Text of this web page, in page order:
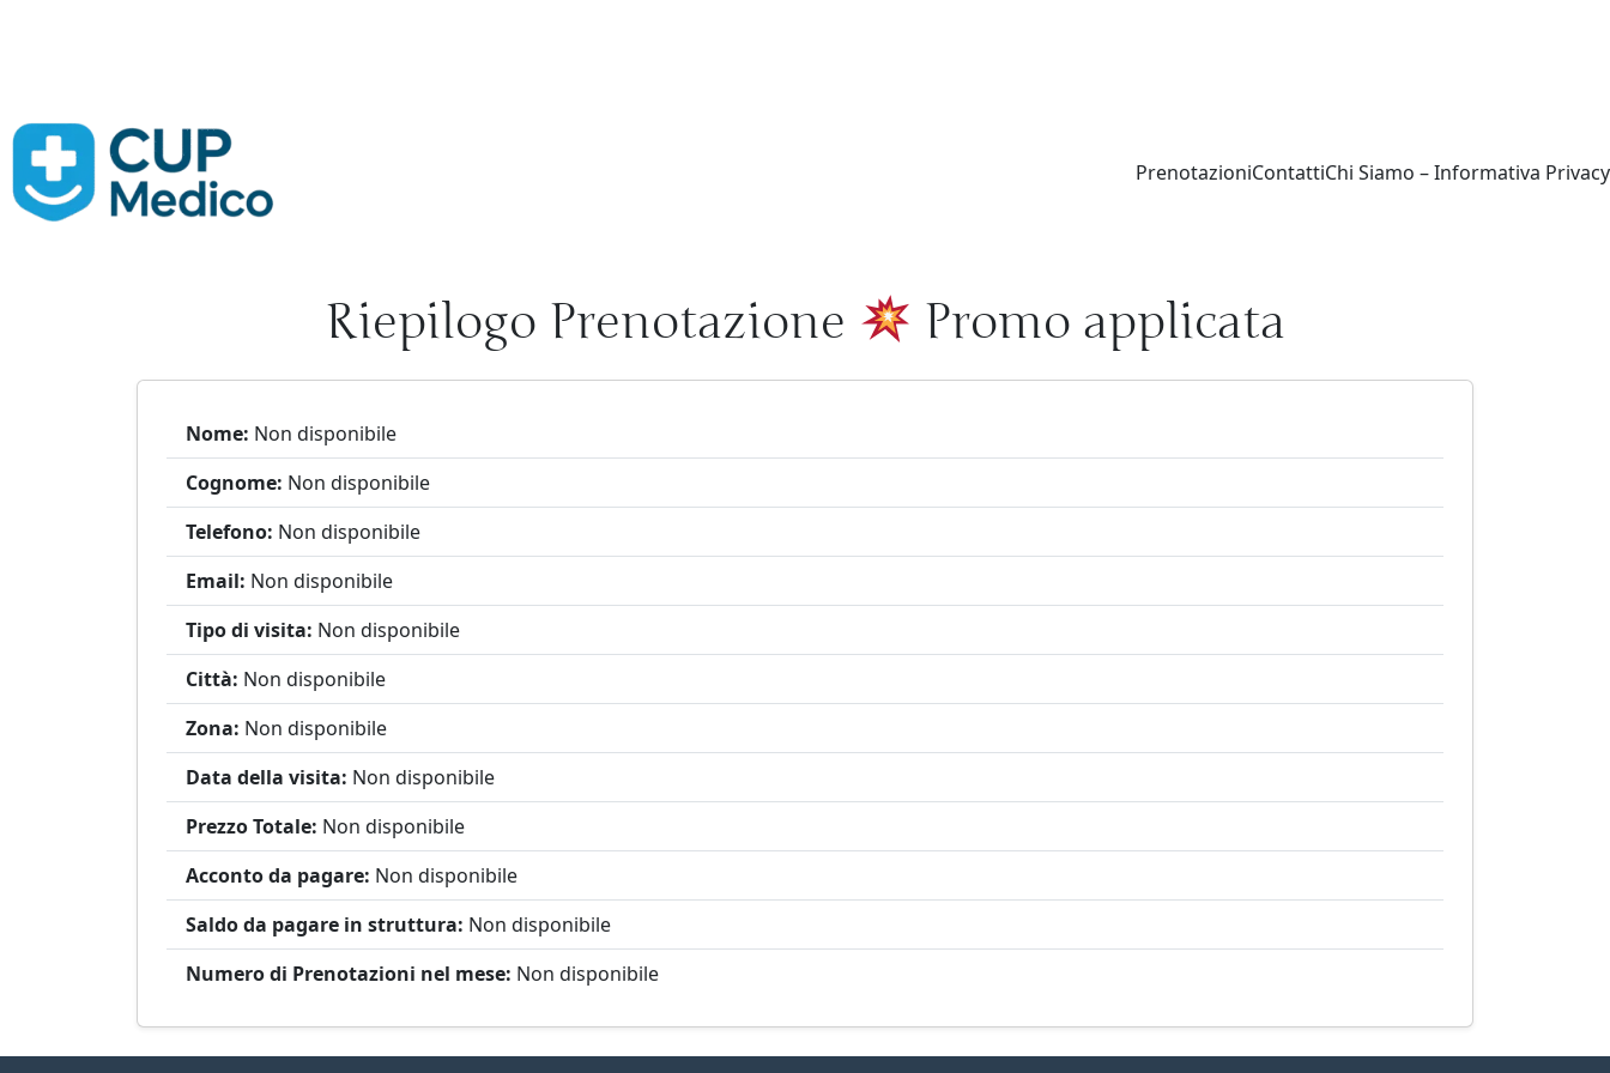
al
contenuto
PrenotazioniContattiChi Siamo – Informativa Privacy
Riepilogo Prenotazione Promo applicata
Nome: Non disponibile
Cognome: Non disponibile
Telefono: Non disponibile
Email: Non disponibile
Tipo di visita: Non disponibile
Città: Non disponibile
Zona: Non disponibile
Data della visita: Non disponibile
Prezzo Totale: Non disponibile
Acconto da pagare: Non disponibile
Saldo da pagare in struttura: Non disponibile
Numero di Prenotazioni nel mese: Non disponibile